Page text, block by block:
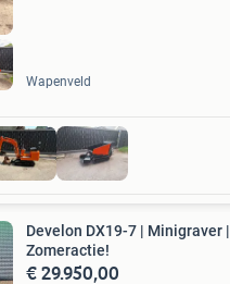
Wapenveld
Develon DX19-7 | Minigraver |
Zomeractie!
€ 29.950,00